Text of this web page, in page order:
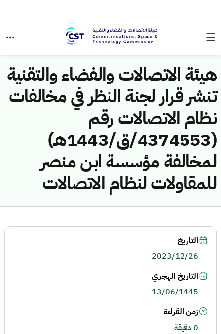
هيئة الاتصالات والفضاء والتقنية
تنشر قرار لجنة النظر في مخالفات
نظام الاتصالات رقم
(4374553/ق/1443هـ)
لمخالفة مؤسسة ابن منصر
للمقاولات لنظام الاتصالات
التاريخ
2023/12/26
التاريخ الهجري
13/06/1445
زمن القراءة
0 دقيقة